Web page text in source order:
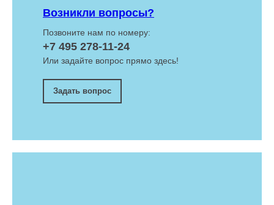
Возникли вопросы?
Позвоните нам по номеру:
+7 495 278-11-24
Или задайте вопрос прямо здесь!
Задать вопрос